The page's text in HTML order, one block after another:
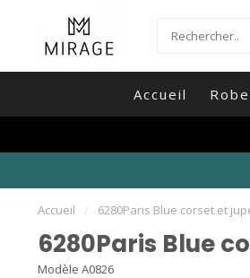
Accueil
Accueil / 6280Paris Blue corset et
6280Paris Blue
Modèle A0826